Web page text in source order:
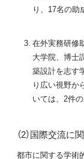
り、17名の助
在外実務研修
大学院、博士
築設計を志す
り広い視野か
いては、2件の
（2）国際交流に
都市に関する学術